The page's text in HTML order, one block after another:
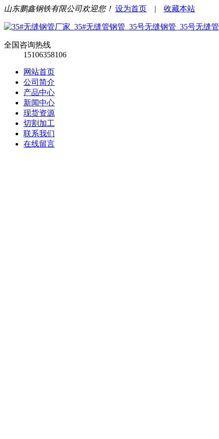
山东鹏鑫钢铁有限公司欢迎您！ 设为首页 | 收藏本站
全国咨询热线
15106358106
网站首页
公司简介
产品中心
新闻中心
现货资源
切割加工
联系我们
在线留言